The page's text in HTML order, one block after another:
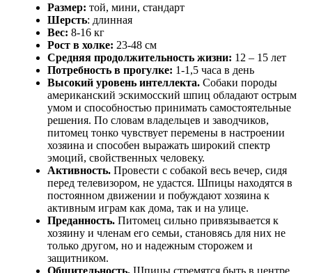
Размер: той, мини, стандарт
Шерсть: длинная
Вес: 8-16 кг
Рост в холке: 23-48 см
Средняя продолжительность жизни: 12 – 15 лет
Потребность в прогулке: 1-1,5 часа в день
Высокий уровень интеллекта. Собаки породы
американский эскимосский шпиц обладают острым
умом и способностью принимать самостоятельные
решения. По словам владельцев и заводчиков,
питомец тонко чувствует перемены в настроении
хозяина и способен выражать широкий спектр
эмоций, свойственных человеку.
Активность. Провести с собакой весь вечер, сидя
перед телевизором, не удастся. Шпицы находятся в
постоянном движении и побуждают хозяина к
активным играм как дома, так и на улице.
Преданность. Питомец сильно привязывается к
хозяину и членам его семьи, становясь для них не
только другом, но и надежным сторожем и
защитником.
Общительность. Шпицы стремятся быть в центре